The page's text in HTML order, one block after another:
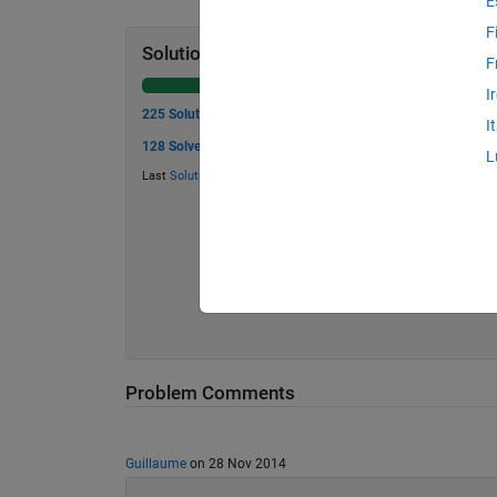
Solution Stats
225 Solutions
128 Solvers
Last Solution
Problem Comments
Guillaumeon 28 Nov 2014